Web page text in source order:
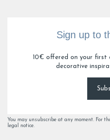
Sign up to
10€ offered on your first
decorative
You may unsubscribe at any moment. For
legal notice.